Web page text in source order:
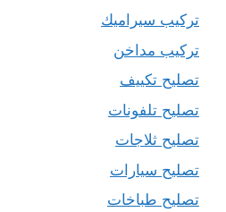
تركيب سيراميك
تركيب مداخن
تصليح تكييف
تصليح تلفونات
تصليح ثلاجات
تصليح سيارات
تصليح طباخات